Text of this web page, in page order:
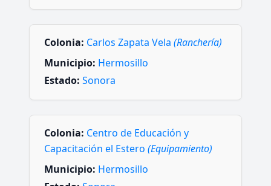
Colonia: Carlos Zapata Vela (Ranchería)
Municipio: Hermosillo
Estado: Sonora
Colonia: Centro de Educación y
Capacitación el Estero (Equipamiento)
Municipio: Hermosillo